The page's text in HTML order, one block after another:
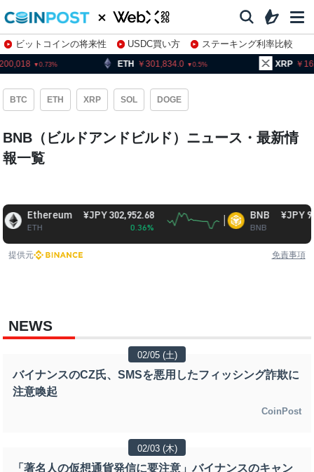
ビットコインの将来性 USDC買い方
ステーキング利率比較
株特集・関連銘柄
0.73 301,834.0 0.5 162.95
BTC ETH XRP SOL DOGE
BNB（ビルドアンドビルド）ニュース・最新情
報一覧
Ethereum
ETH
¥JPY 302,952.68
0.36%
BNB
BNB
¥JPY
提供元 免責事項
NEWS
02/05 (土)
バイナンスのCZ氏、SMSを悪用したフィッシング詐欺に
注意喚起
CoinPost
02/03 (木)
「著名人の仮想通貨発信に要注意」バイナンスのキャン